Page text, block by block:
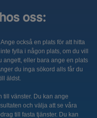
oss:
också en plats för att hitta
fylla i någon plats, om du vill
angett, eller bara ange en plats
du inga sökord alls får du
äldst.
till vänster. Du kan ange
och välja att se våra
till fasta tjänster. Du kan